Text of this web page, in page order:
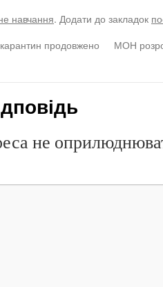
навчання. Додати до закладок
продовжено
МОН
не